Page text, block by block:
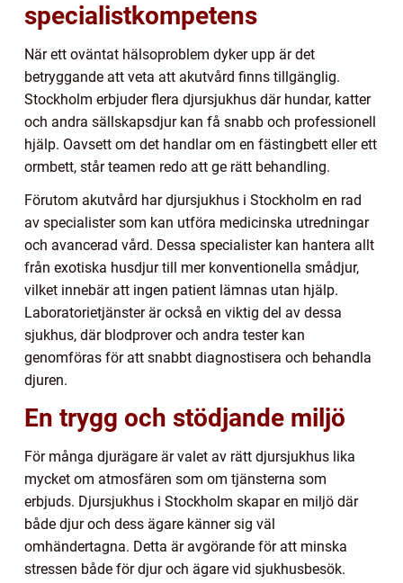
specialistkompetens
När ett oväntat hälsoproblem dyker upp är det
betryggande att veta att akutvård finns tillgänglig.
Stockholm erbjuder flera djursjukhus där hundar, katter
och andra sällskapsdjur kan få snabb och professionell
hjälp. Oavsett om det handlar om en fästingbett eller ett
ormbett, står teamen redo att ge rätt behandling.
Förutom akutvård har djursjukhus i Stockholm en rad
av specialister som kan utföra medicinska utredningar
och avancerad vård. Dessa specialister kan hantera allt
från exotiska husdjur till mer konventionella smådjur,
vilket innebär att ingen patient lämnas utan hjälp.
Laboratorietjänster är också en viktig del av dessa
sjukhus, där blodprover och andra tester kan
genomföras för att snabbt diagnostisera och behandla
djuren.
En trygg och stödjande miljö
För många djurägare är valet av rätt djursjukhus lika
mycket om atmosfären som om tjänsterna som
erbjuds. Djursjukhus i Stockholm skapar en miljö där
både djur och dess ägare känner sig väl
omhändertagna. Detta är avgörande för att minska
stressen både för djur och ägare vid sjukhusbesök.